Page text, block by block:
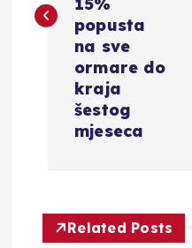
i
popusta
na sve
ormare do
kraja
šestog
mjeseca
Related Posts